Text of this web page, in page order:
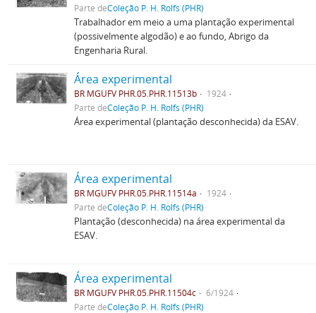
Parte deColeção P. H. Rolfs (PHR)
Trabalhador em meio a uma plantação experimental
(possivelmente algodão) e ao fundo, Abrigo da
Engenharia Rural.
Área experimental
BR MGUFV PHR.05.PHR.11513b
1924
Parte deColeção P. H. Rolfs (PHR)
Área experimental (plantação desconhecida) da ESAV.
Área experimental
BR MGUFV PHR.05.PHR.11514a
1924
Parte deColeção P. H. Rolfs (PHR)
Plantação (desconhecida) na área experimental da
ESAV.
Área experimental
BR MGUFV PHR.05.PHR.11504c
6/1924
Parte deColeção P. H. Rolfs (PHR)